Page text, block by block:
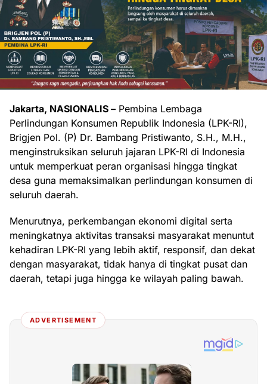
Jakarta, NASIONALIS – Pembina Lembaga
Perlindungan Konsumen Republik Indonesia (LPK-RI),
Brigjen Pol. (P) Dr. Bambang Pristiwanto, S.H., M.H.,
menginstruksikan seluruh jajaran LPK-RI di Indonesia
untuk memperkuat peran organisasi hingga tingkat
desa guna memaksimalkan perlindungan konsumen di
seluruh daerah.
Menurutnya, perkembangan ekonomi digital serta
meningkatnya aktivitas transaksi masyarakat menuntut
kehadiran LPK-RI yang lebih aktif, responsif, dan dekat
dengan masyarakat, tidak hanya di tingkat pusat dan
daerah, tetapi juga hingga ke wilayah paling bawah.
ADVERTISEMENT